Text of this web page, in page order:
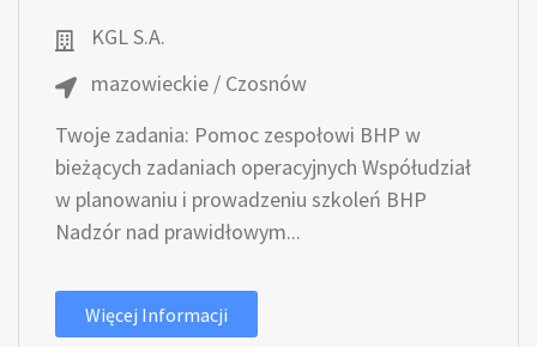
KGL S.A.
mazowieckie / Czosnów
Twoje zadania: Pomoc zespołowi BHP w
bieżących zadaniach operacyjnych Współudział
w planowaniu i prowadzeniu szkoleń BHP
Nadzór nad prawidłowym...
Więcej Informacji